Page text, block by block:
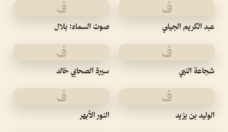
ف
عبد الكريم الجيلي
ف
صوت السماء: بلال
ف
شجاعة النبي
ف
سيرة الصحابي خالد
ف
الوليد بن يزيد
ف
النور الأبهر